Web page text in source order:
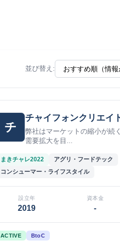
並び替え:
チ
チャイフォンクリエイ
弊社はマーケットの縮小が続
需要拡大を目...
まきチャレ2022
アグリ・フードテック
コンシューマー・ライフスタイル
設立年
2019
資本金
-
ACTIVE BtoC